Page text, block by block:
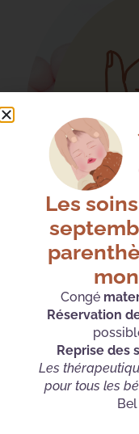
Les
Congé
Réservation
Reprise des
Les
pour tous les